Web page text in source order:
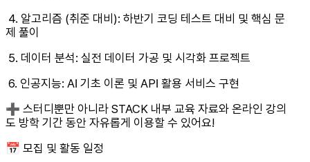
4. 알고리즘 (취준 대비): 하반기 코딩 테스트 대비 및 핵심 문
제 풀이
5. 데이터 분석: 실전 데이터 가공 및 시각화 프로젝트
6. 인공지능: AI 기초 이론 및 API 활용 서비스 구현
➕ 스터디뿐만 아니라 STACK 내부 교육 자료와 온라인 강의
도 방학 기간 동안 자유롭게 이용할 수 있어요!
📅 모집 및 활동 일정